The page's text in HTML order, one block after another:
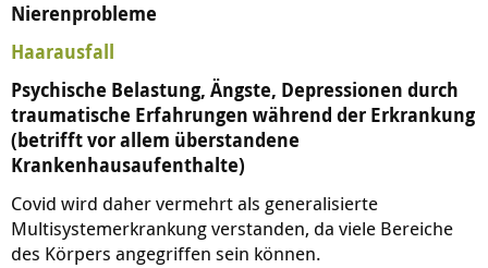
Nierenprobleme
Haarausfall
Psychische Belastung, Ängste, Depressionen durch
traumatische Erfahrungen während der Erkrankung
(betrifft vor allem überstandene
Krankenhausaufenthalte)
Covid wird daher vermehrt als generalisierte
Multisystemerkrankung verstanden, da viele Bereiche
des Körpers angegriffen sein können.